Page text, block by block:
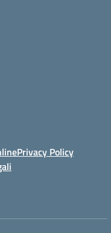
Privacy Policy